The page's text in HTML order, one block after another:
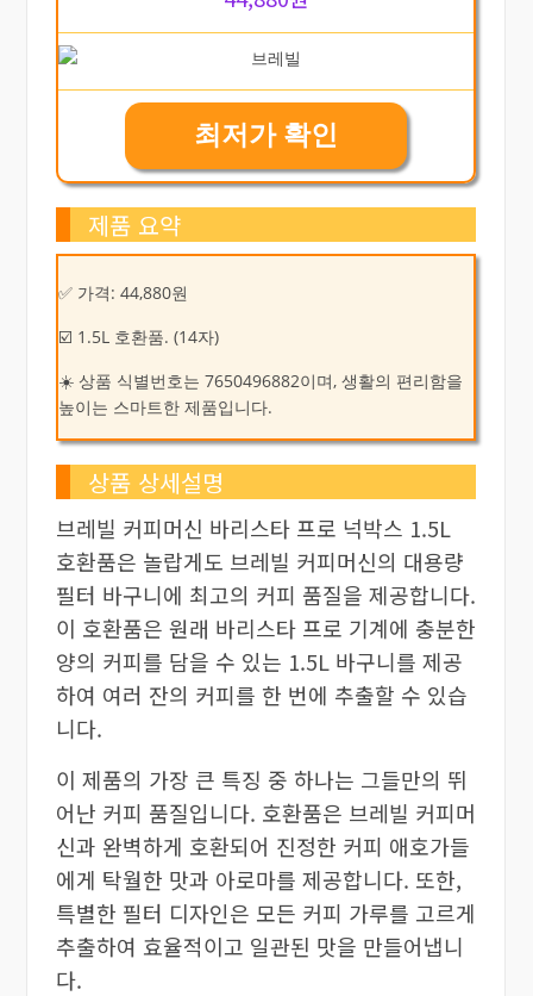
최저가 확인
제품 요약
✅ 가격: 44,880원
☑️ 1.5L 호환품. (14자)
☀️ 상품 식별번호는 7650496882이며, 생활의 편리함을
높이는 스마트한 제품입니다.
상품 상세설명
브레빌 커피머신 바리스타 프로 넉박스 1.5L
호환품은 놀랍게도 브레빌 커피머신의 대용량
필터 바구니에 최고의 커피 품질을 제공합니다.
이 호환품은 원래 바리스타 프로 기계에 충분한
양의 커피를 담을 수 있는 1.5L 바구니를 제공
하여 여러 잔의 커피를 한 번에 추출할 수 있습
니다.
이 제품의 가장 큰 특징 중 하나는 그들만의 뛰
어난 커피 품질입니다. 호환품은 브레빌 커피머
신과 완벽하게 호환되어 진정한 커피 애호가들
에게 탁월한 맛과 아로마를 제공합니다. 또한,
특별한 필터 디자인은 모든 커피 가루를 고르게
추출하여 효율적이고 일관된 맛을 만들어냅니
다.